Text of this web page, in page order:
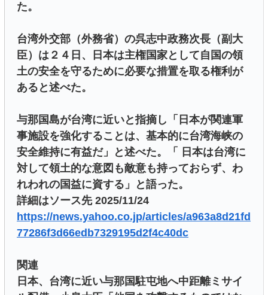
た。
台湾外交部（外務省）の呉志中政務次長（副大
臣）は２４日、日本は主権国家として自国の領
土の安全を守るために必要な措置を取る権利が
あると述べた。
与那国島が台湾に近いと指摘し「日本が関連軍
事施設を強化することは、基本的に台湾海峡の
安全維持に有益だ」と述べた。「 日本は台湾に
対して領土的な意図も敵意も持っておらず、わ
れわれの国益に資する」と語った。
詳細はソース先 2025/11/24
https://news.yahoo.co.jp/articles/a963a8d21fd
77286f3d66edb7329195d2f4c40dc
関連
日本、台湾に近い与那国駐屯地へ中距離ミサイ